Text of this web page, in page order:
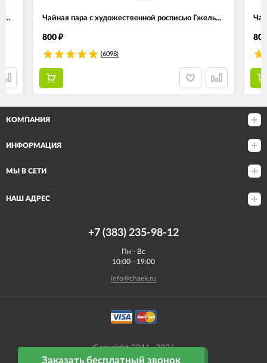
Чайная пара с художественной росписью Гжель...
800 ₽
(6098)
КОМПАНИЯ
ИНФОРМАЦИЯ
МЫ В СЕТИ
НАШ АДРЕС
+7 (383) 235-98-12
Пн - Вс
10:00—19:00
info@chaek.ru
Copyright 2011- 2026
Заказать бесплатный звонок